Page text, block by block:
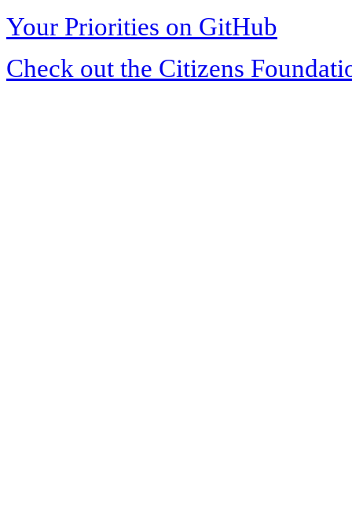
Your Priorities on GitHub
Check out the Citizens